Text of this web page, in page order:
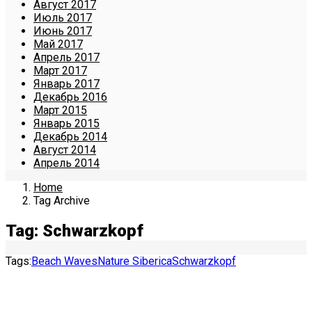
Август 2017
Июль 2017
Июнь 2017
Май 2017
Апрель 2017
Март 2017
Январь 2017
Декабрь 2016
Март 2015
Январь 2015
Декабрь 2014
Август 2014
Апрель 2014
Home
Tag Archive
Tag: Schwarzkopf
Tags:Beach WavesNature SibericaSchwarzkopf